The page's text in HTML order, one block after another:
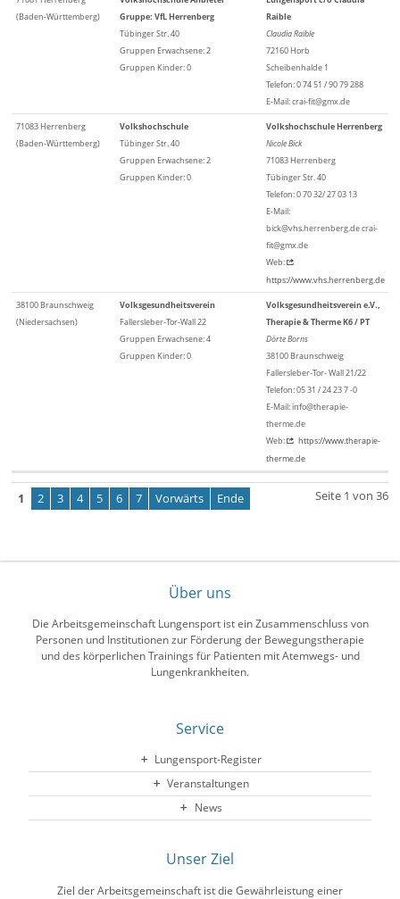
(Baden-Württemberg)
Gruppe: VfL Herrenberg
Tübinger Str. 40
Gruppen Erwachsene: 2
Gruppen Kinder: 0
Raible
Claudia Raible
72160 Horb
Scheibenhalde 1
Telefon: 0 74 51 / 90 79 288
E-Mail: crai-fit@gmx.de
71083 Herrenberg
(Baden-Württemberg)
Volkshochschule
Tübinger Str. 40
Gruppen Erwachsene: 2
Gruppen Kinder: 0
Volkshochschule Herrenberg
Nicole Bick
71083 Herrenberg
Tübinger Str. 40
Telefon: 0 70 32/ 27 03 13
E-Mail:
bick@vhs.herrenberg.de crai-
fit@gmx.de
Web:
https://www.vhs.herrenberg.de
38100 Braunschweig
(Niedersachsen)
Volksgesundheitsverein
Fallersleber-Tor-Wall 22
Gruppen Erwachsene: 4
Gruppen Kinder: 0
Volksgesundheitsverein e.V.,
Therapie & Therme K6 / PT
Dörte Borns
38100 Braunschweig
Fallersleber-Tor- Wall 21/22
Telefon: 05 31 / 24 23 7 -0
E-Mail: info@therapie-
therme.de
Web:
https://www.therapie-
therme.de
Seite 1 von 36
1 2 3 4 5 6 7 Vorwärts Ende
Über uns
Die Arbeitsgemeinschaft Lungensport ist ein Zusammenschluss von
Personen und Institutionen zur Förderung der Bewegungstherapie
und des körperlichen Trainings für Patienten mit Atemwegs- und
Lungenkrankheiten.
Service
Lungensport-Register
Veranstaltungen
News
Unser Ziel
Ziel der Arbeitsgemeinschaft ist die Gewährleistung einer